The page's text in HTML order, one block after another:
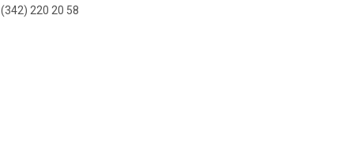
(342) 220 20 58